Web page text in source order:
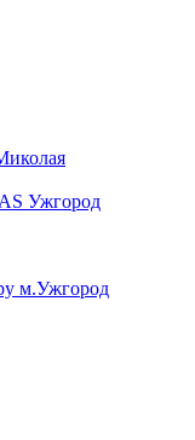
Ужгород
м.Ужгород